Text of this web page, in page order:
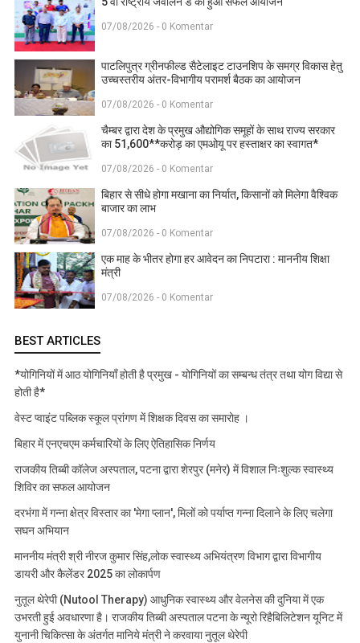
07/08/2026 - 0 Komentar
पाटलिपुत्र ग्रीनफील्ड सैटेलाइट टाउनशिप के समग्र विकास हेतु
उच्चस्तरीय अंतर-विभागीय परामर्श बैठक का आयोजन
07/08/2026 - 0 Komentar
चैम्बर द्वारा देश के प्रमुख औद्योगिक समूहों के साथ राज्य सरकार
का 51,600**करोड़ का एमओयू पर हस्ताक्षर का स्वागत*
07/08/2026 - 0 Komentar
बिहार से सीधे होगा मखाना का निर्यात, किसानों को मिलेगा वैश्विक
बाजार का लाभ
07/08/2026 - 0 Komentar
एक माह के भीतर होगा हर आवेदन का निपटारा : माननीय शिक्षा
मंत्री
07/08/2026 - 0 Komentar
BEST ARTICLES
*योगिनियों में आठ योगिनियाँ होती है प्रमुख - योगिनियों का सम्बन्ध तंत्र तथा योग विद्या से
होती है*
वेस्ट प्वाइंट पब्लिक स्कूल प्रांगण में शिक्षक दिवस का समारोह ।
बिहार में एनएचएम कर्मचारियों के लिए ऐतिहासिक निर्णय
राजकीय तिब्बी कॉलेज अस्पताल, पटना द्वारा शेरपुर (मनेर) में विशाल निःशुल्क स्वास्थ्य
शिविर का सफल आयोजन
दरभंगा में गन्ना क्षेत्र विस्तार का 'मेगा प्लान', मिलों को पर्याप्त गन्ना दिलाने के लिए चलेगा
सघन अभियान
माननीय मंत्री श्री नीरज कुमार सिंह,लोक स्वास्थ्य अभियंत्रण विभाग द्वारा विभागीय
डायरी और कैलेंडर 2025 का लोकार्पण
नुतूल थेरेपी (Nutool Therapy) आधुनिक स्वास्थ्य और वेलनेस की दुनिया में एक
उभरती हुई अवधारणा है। राजकीय तिब्बी अस्पताल पटना के न्यूरो रिहैबिलिटेशन यूनिट में
युनानी चिकित्सा के अंतर्गत मानिये मंत्री ने करवाया नुतूल थेरेपी